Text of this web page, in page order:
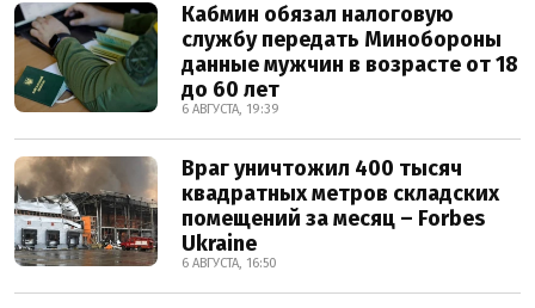
Кабмин обязал налоговую
службу передать Минобороны
данные мужчин в возрасте от 18
до 60 лет
6 АВГУСТА, 19:39
Враг уничтожил 400 тысяч
квадратных метров складских
помещений за месяц – Forbes
Ukraine
6 АВГУСТА, 16:50